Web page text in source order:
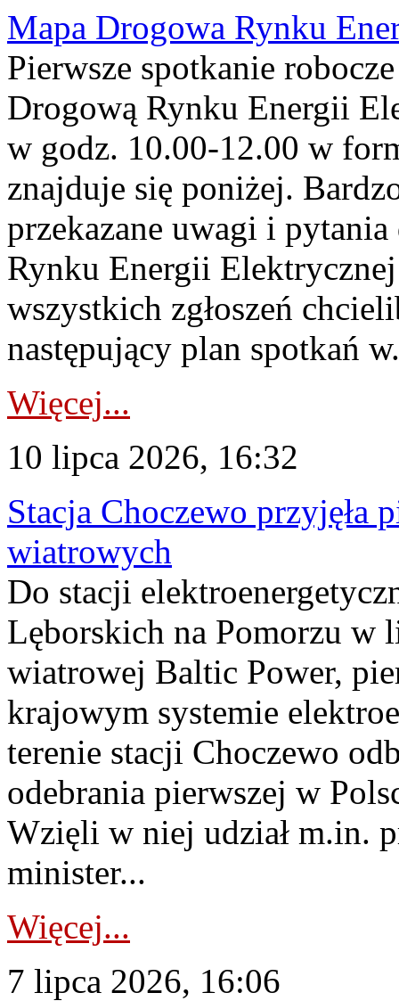
Mapa Drogowa Rynku
Pierwsze spotkanie
Drogową Rynku Energii
w godz. 10.00-12.00 w
znajduje się poniżej.
przekazane uwagi i
Rynku Energii
wszystkich zgłoszeń
następujący plan spotkań
Więcej...
10 lipca 2026, 16:32
Stacja Choczewo przyjęła
wiatrowych
Do stacji
Lęborskich na Pomorzu w
wiatrowej Baltic Power,
krajowym systemie
terenie stacji Choczewo
odebrania pierwszej w
Wzięli w niej udział m.in.
minister...
Więcej...
7 lipca 2026, 16:06